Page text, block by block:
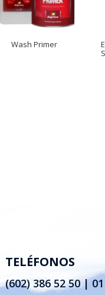
Wash Primer
TELÉFONOS
(602) 386 52 50|